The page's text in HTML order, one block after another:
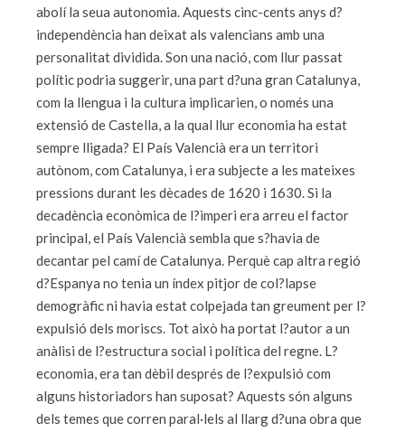
abolí la seua autonomia. Aquests cinc-cents anys d?
independència han deixat als valencians amb una
personalitat dividida. Son una nació, com llur passat
polític podria suggerir, una part d?una gran Catalunya,
com la llengua i la cultura implicarien, o només una
extensió de Castella, a la qual llur economia ha estat
sempre lligada? El País Valencià era un territori
autònom, com Catalunya, i era subjecte a les mateixes
pressions durant les dècades de 1620 i 1630. Si la
decadència econòmica de l?imperi era arreu el factor
principal, el País Valencià sembla que s?havia de
decantar pel camí de Catalunya. Perquè cap altra regió
d?Espanya no tenia un índex pitjor de col?lapse
demogràfic ni havia estat colpejada tan greument per l?
expulsió dels moriscs. Tot això ha portat l?autor a un
anàlisi de l?estructura social i política del regne. L?
economia, era tan dèbil després de l?expulsió com
alguns historiadors han suposat? Aquests són alguns
dels temes que corren paral·lels al llarg d?una obra que